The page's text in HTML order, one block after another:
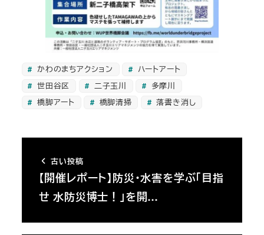
かわのまちアクション
ハートアート
世田谷区
二子玉川
多摩川
橋脚アート
橋脚清掃 落書き消し
古い投稿
【開催レポート】防災・水害を学ぶ「目指
せ 水防災博士！」を開…